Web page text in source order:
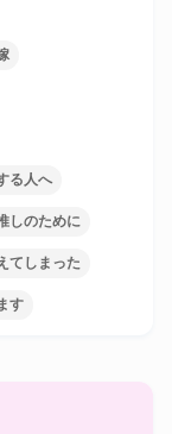
る人へ
しのために
てしまった
す